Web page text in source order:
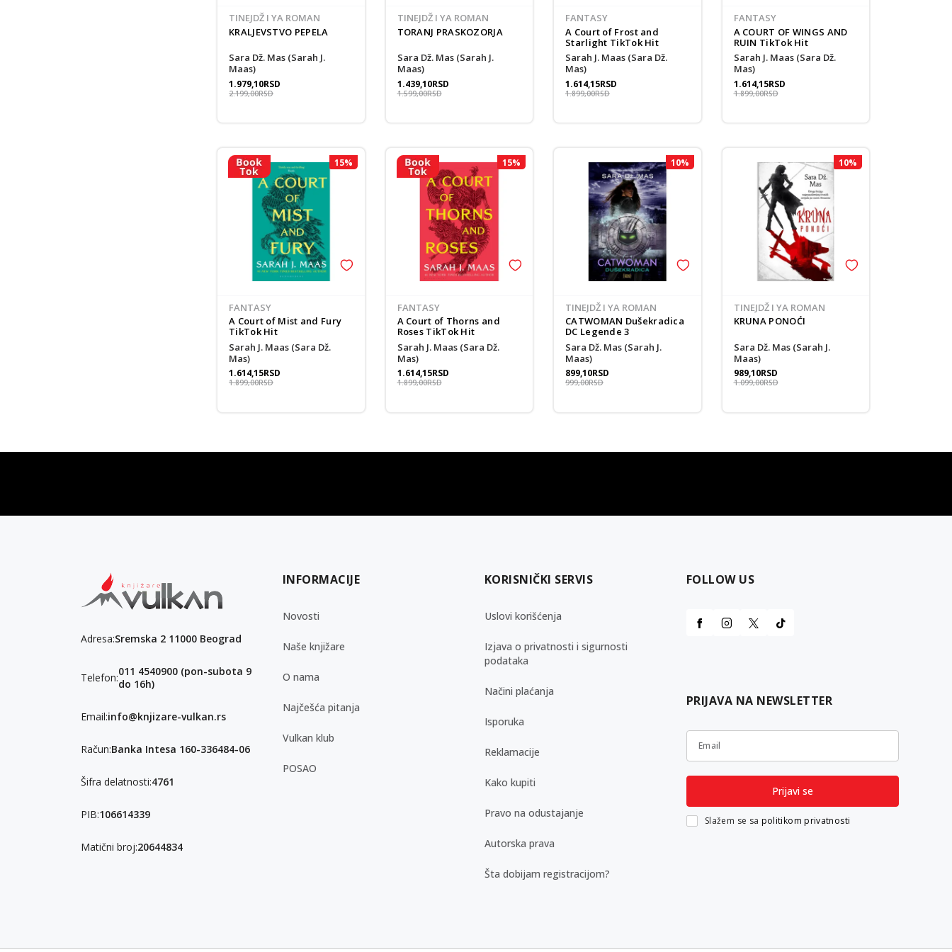
TINEJDŽ I YA ROMAN
KRALJEVSTVO PEPELA
Sara Dž. Mas (Sarah J.
Maas)
1.979,10RSD
2.199,00RSD
TINEJDŽ I YA ROMAN
TORANJ PRASKOZORJA
Sara Dž. Mas (Sarah J.
Maas)
1.439,10RSD
1.599,00RSD
FANTASY
A Court of Frost and
Starlight TikTok Hit
Sarah J. Maas (Sara Dž.
Mas)
1.614,15RSD
1.899,00RSD
FANTASY
A COURT OF WINGS AND
RUIN TikTok Hit
Sarah J. Maas (Sara Dž.
Mas)
1.614,15RSD
1.899,00RSD
15%
FANTASY
A Court of Mist and Fury
TikTok Hit
Sarah J. Maas (Sara Dž.
Mas)
1.614,15RSD
1.899,00RSD
15%
FANTASY
A Court of Thorns and
Roses TikTok Hit
Sarah J. Maas (Sara Dž.
Mas)
1.614,15RSD
1.899,00RSD
10%
TINEJDŽ I YA ROMAN
CATWOMAN Dušekradica
DC Legende 3
Sara Dž. Mas (Sarah J.
Maas)
899,10RSD
999,00RSD
10%
TINEJDŽ I YA ROMAN
KRUNA PONOĆI
Sara Dž. Mas (Sarah J.
Maas)
989,10RSD
1.099,00RSD
Adresa:Sremska 2 11000 Beograd
Telefon:011 4540900 (pon-subota 9
do 16h)
Email:info@knjizare-vulkan.rs
Račun:Banka Intesa 160-336484-06
Šifra delatnosti:4761
PIB:106614339
Matični broj:20644834
INFORMACIJE
Novosti
Naše knjižare
O nama
Najčešća pitanja
Vulkan klub
POSAO
KORISNIČKI SERVIS
Uslovi korišćenja
Izjava o privatnosti i sigurnosti
podataka
Načini plaćanja
Isporuka
Reklamacije
Kako kupiti
Pravo na odustajanje
Autorska prava
Šta dobijam registracijom?
FOLLOW US
PRIJAVA NA NEWSLETTER
Email
Prijavi se
Slažem se sa politikom privatnosti